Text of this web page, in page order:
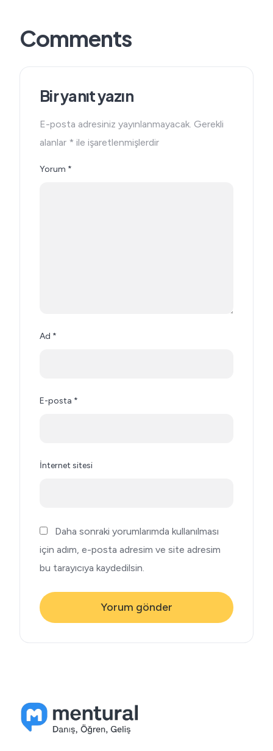
Comments
Bir yanıt yazın
E-posta adresiniz yayınlanmayacak. Gerekli
alanlar * ile işaretlenmişlerdir
Yorum *
Ad *
E-posta *
İnternet sitesi
Daha sonraki yorumlarımda kullanılması
için adım, e-posta adresim ve site adresim
bu tarayıcıya kaydedilsin.